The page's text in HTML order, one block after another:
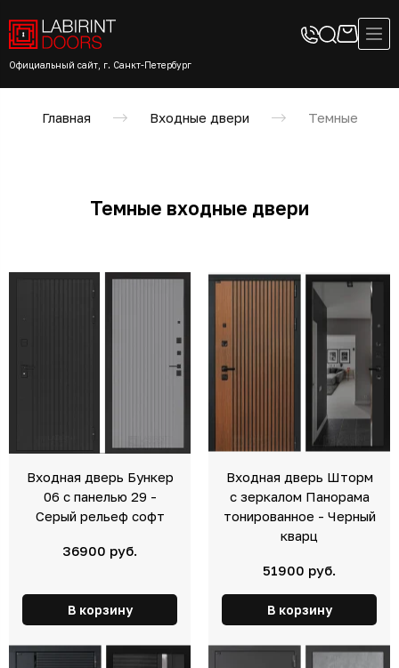
Официальный сайт, г. Санкт-Петербург
Главная Входные двери Темные
Темные входные двери
Входная дверь Бункер
06 с панелью 29 -
Серый рельеф софт
36900 руб.
В корзину
Входная дверь Шторм
с зеркалом Панорама
тонированное - Черный
кварц
51900 руб.
В корзину